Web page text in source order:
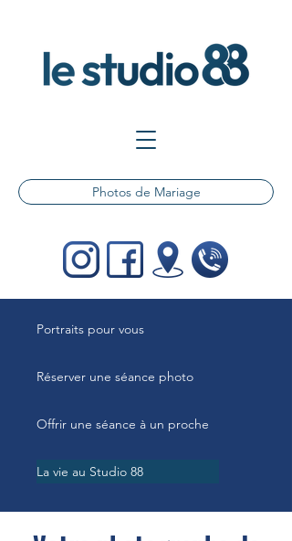
Photos de Mariage
Portraits pour vous
Réserver une séance photo
Offrir une séance à un proche
La vie au Studio 88